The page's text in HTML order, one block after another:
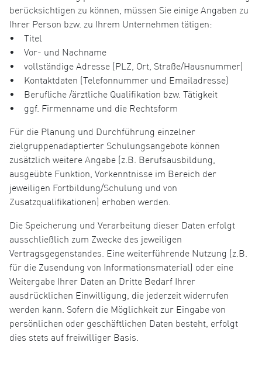
berücksichtigen zu können, müssen Sie einige Angaben zu
Ihrer Person bzw. zu Ihrem Unternehmen tätigen:
• Titel
• Vor- und Nachname
• vollständige Adresse (PLZ, Ort, Straße/Hausnummer)
• Kontaktdaten (Telefonnummer und Emailadresse)
• Berufliche /ärztliche Qualifikation bzw. Tätigkeit
• ggf. Firmenname und die Rechtsform
Für die Planung und Durchführung einzelner
zielgruppenadaptierter Schulungsangebote können
zusätzlich weitere Angabe (z.B. Berufsausbildung,
ausgeübte Funktion, Vorkenntnisse im Bereich der
jeweiligen Fortbildung/Schulung und von
Zusatzqualifikationen) erhoben werden.
Die Speicherung und Verarbeitung dieser Daten erfolgt
ausschließlich zum Zwecke des jeweiligen
Vertragsgegenstandes. Eine weiterführende Nutzung (z.B.
für die Zusendung von Informationsmaterial) oder eine
Weitergabe Ihrer Daten an Dritte Bedarf Ihrer
ausdrücklichen Einwilligung, die jederzeit widerrufen
werden kann. Sofern die Möglichkeit zur Eingabe von
persönlichen oder geschäftlichen Daten besteht, erfolgt
dies stets auf freiwilliger Basis.